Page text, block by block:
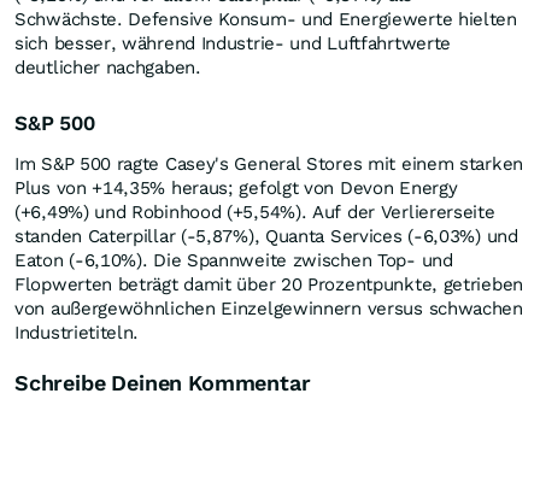
Schwächste. Defensive Konsum- und Energiewerte hielten
sich besser, während Industrie- und Luftfahrtwerte
deutlicher nachgaben.
S&P 500
Im S&P 500 ragte Casey's General Stores mit einem starken
Plus von +14,35% heraus; gefolgt von Devon Energy
(+6,49%) und Robinhood (+5,54%). Auf der Verliererseite
standen Caterpillar (-5,87%), Quanta Services (-6,03%) und
Eaton (-6,10%). Die Spannweite zwischen Top- und
Flopwerten beträgt damit über 20 Prozentpunkte, getrieben
von außergewöhnlichen Einzelgewinnern versus schwachen
Industrietiteln.
Schreibe Deinen Kommentar